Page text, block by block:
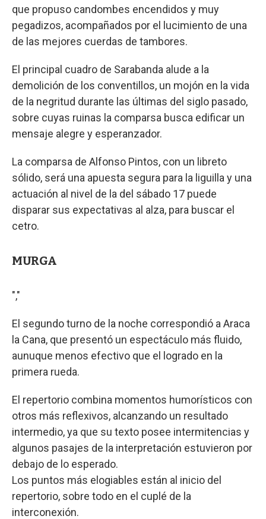
que propuso candombes encendidos y muy
pegadizos, acompañados por el lucimiento de una
de las mejores cuerdas de tambores.
El principal cuadro de Sarabanda alude a la
demolición de los conventillos, un mojón en la vida
de la negritud durante las últimas del siglo pasado,
sobre cuyas ruinas la comparsa busca edificar un
mensaje alegre y esperanzador.
La comparsa de Alfonso Pintos, con un libreto
sólido, será una apuesta segura para la liguilla y una
actuación al nivel de la del sábado 17 puede
disparar sus expectativas al alza, para buscar el
cetro.
MURGA
","
El segundo turno de la noche correspondió a Araca
la Cana, que presentó un espectáculo más fluido,
aunuque menos efectivo que el logrado en la
primera rueda.
El repertorio combina momentos humorísticos con
otros más reflexivos, alcanzando un resultado
intermedio, ya que su texto posee intermitencias y
algunos pasajes de la interpretación estuvieron por
debajo de lo esperado.
Los puntos más elogiables están al inicio del
repertorio, sobre todo en el cuplé de la
interconexión.